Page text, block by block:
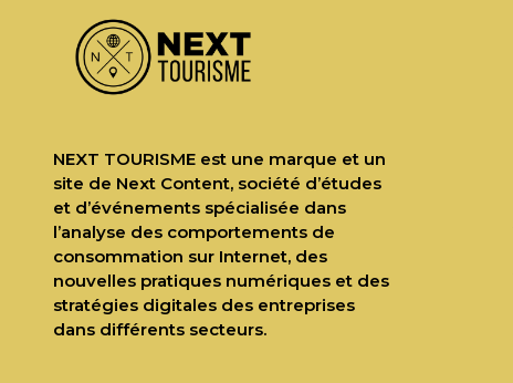
NEXT TOURISME est une marque et un
site de Next Content, société d’études
et d’événements spécialisée dans
l’analyse des comportements de
consommation sur Internet, des
nouvelles pratiques numériques et des
stratégies digitales des entreprises
dans différents secteurs.